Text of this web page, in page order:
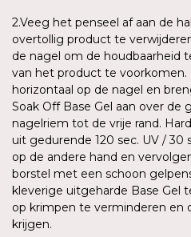
2.Veeg het penseel af aan de
overtollig product te
de nagel om de houdbaarheid
van het product te
horizontaal op de nagel en
Soak Off Base Gel aan over de
nagelriem tot de vrije rand.
uit gedurende 120 sec. UV / 30
op de andere hand en
borstel met een schoon
kleverige uitgeharde Base Gel
op krimpen te verminderen en
krijgen.